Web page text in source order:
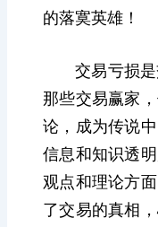
的落寞英雄！
交易亏损
那些交易赢家
论，成为传说
信息和知识透
观点和理论方
了交易的真相